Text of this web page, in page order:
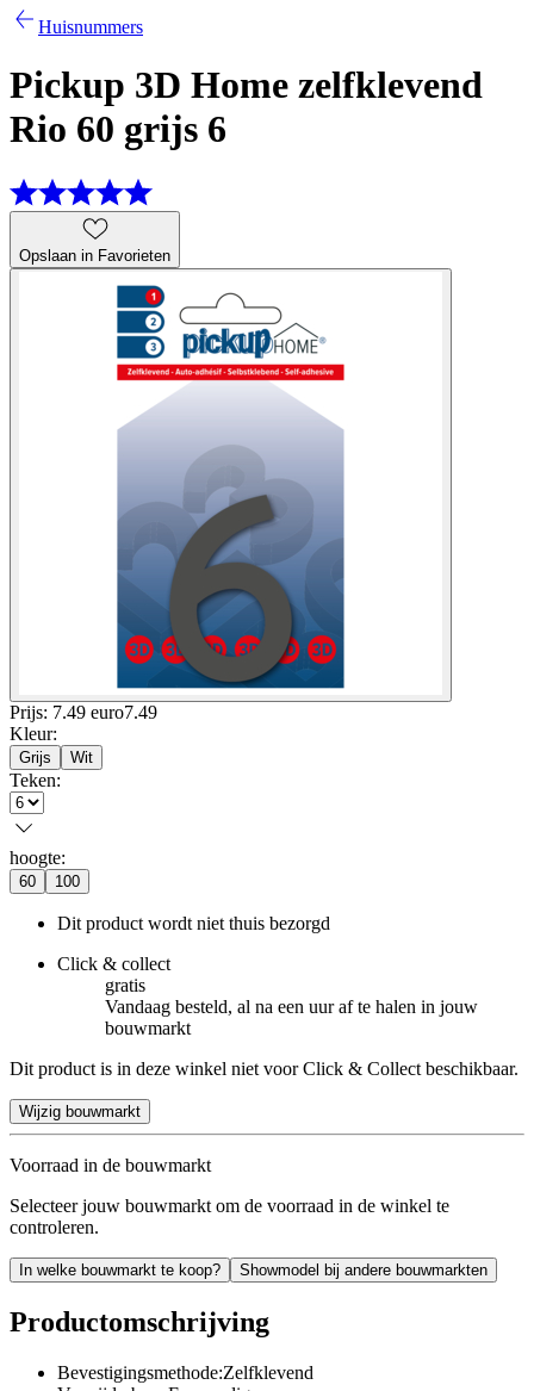
Huisnummers
Pickup 3D Home zelfklevend
Rio 60 grijs 6
Opslaan in Favorieten
Prijs: 7.49 euro7.49
Kleur:
Grijs Wit
Teken:
hoogte:
60 100
Dit product wordt niet thuis bezorgd
Click & collect
gratis
Vandaag besteld, al na een uur af te halen in jouw
bouwmarkt
Dit product is in deze winkel niet voor Click & Collect beschikbaar.
Wijzig bouwmarkt
Voorraad in de bouwmarkt
Selecteer jouw bouwmarkt om de voorraad in de winkel te
controleren.
In welke bouwmarkt te koop? Showmodel bij andere bouwmarkten
Productomschrijving
Bevestigingsmethode:Zelfklevend